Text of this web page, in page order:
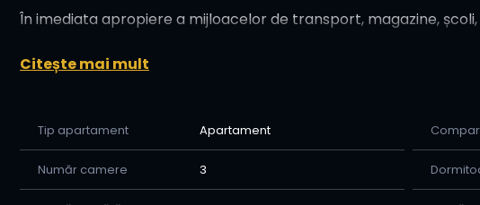
În imediata apropiere a mijloacelor de transport, magazine,
• Apartamentul a fost renovat complet, instalatie electrica si
• Se vinde mobilat/utilat ca in poze!
🤝 Avantajele colaborării cu Home Imobiliare:
-Oferim consiliere si asistenta permanenta pana la semnarea
Citește mai mult
Tip apartament Apartament
Număr camere 3